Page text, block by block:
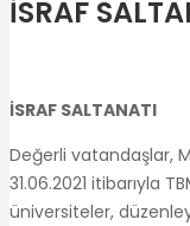
İSRAF
İSRAF SALTANATI
Değerli vatandaşlar,
31.06.2021 itibarıyla
üniversiteler,